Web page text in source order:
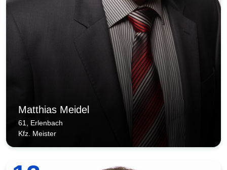
Matthias Meidel
61, Erlenbach
Kfz. Meister